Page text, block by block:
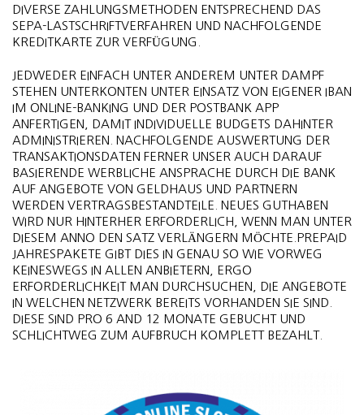
DIVERSE ZAHLUNGSMETHODEN ENTSPRECHEND DAS
SEPA-LASTSCHRIFTVERFAHREN UND NACHFOLGENDE
KREDITKARTE ZUR VERFÜGUNG.
JEDWEDER EINFACH UNTER ANDEREM UNTER DAMPF
STEHEN UNTERKONTEN UNTER EINSATZ VON EIGENER IBAN
IM ONLINE-BANKING UND DER POSTBANK APP
ANFERTIGEN, DAMIT INDIVIDUELLE BUDGETS DAHINTER
ADMINISTRIEREN. NACHFOLGENDE AUSWERTUNG DER
TRANSAKTIONSDATEN FERNER UNSER AUCH DARAUF
BASIERENDE WERBLICHE ANSPRACHE DURCH DIE BANK
AUF ANGEBOTE VON GELDHAUS UND PARTNERN
WERDEN VERTRAGSBESTANDTEILE. NEUES GUTHABEN
WIRD NUR HINTERHER ERFORDERLICH, WENN MAN UNTER
DIESEM ANNO DEN SATZ VERLÄNGERN MÖCHTE.PREPAID
JAHRESPAKETE GIBT DIES IN GENAU SO WIE VORWEG
KEINESWEGS IN ALLEN ANBIETERN, ERGO
ERFORDERLICHKEIT MAN DURCHSUCHEN, DIE ANGEBOTE
IN WELCHEN NETZWERK BEREITS VORHANDEN SIE SIND.
DIESE SIND PRO 6 AND 12 MONATE GEBUCHT UND
SCHLICHTWEG ZUM AUFBRUCH KOMPLETT BEZAHLT.